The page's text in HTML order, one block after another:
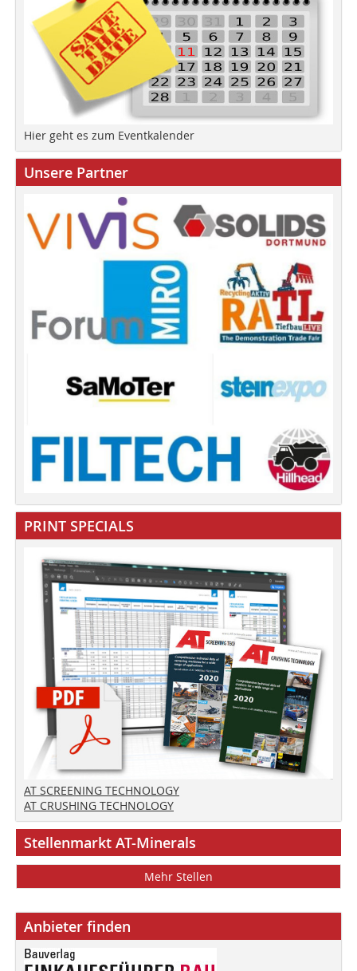
Hier geht es zum Eventkalender
Unsere Partner
PRINT SPECIALS
AT SCREENING TECHNOLOGY
AT CRUSHING TECHNOLOGY
Stellenmarkt AT-Minerals
Mehr Stellen
Anbieter finden